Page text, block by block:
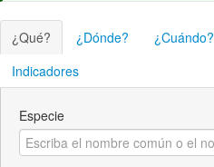
Localización
Observadores
Acerca de
¿Qué? ¿Dónde? ¿Cuándo?
Indicadores
Especie